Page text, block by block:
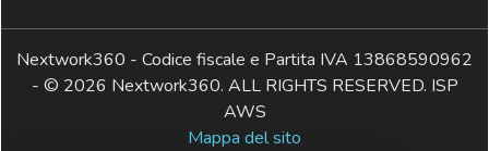
Nextwork360 - Codice fiscale e Partita IVA 13868590962
- © 2026 Nextwork360. ALL RIGHTS RESERVED. ISP
AWS
Mappa del sito